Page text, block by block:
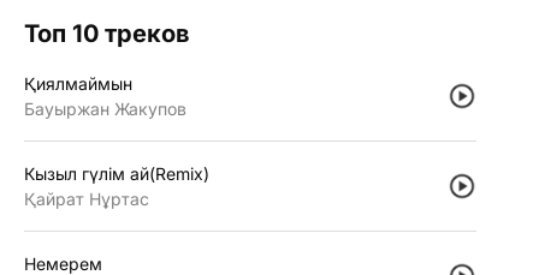
Топ 10 треков
Қиялмаймын
Бауыржан Жакупов
Кызыл гүлiм ай(Remix)
Қайрат Нұртас
Немерем